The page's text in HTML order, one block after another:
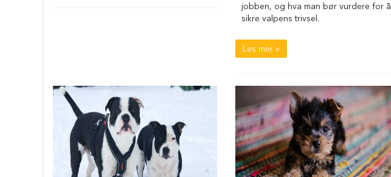
Hundetepper
hundematter
Hundeskåler
jobben, og hva man bør vurdere for å
sikre valpens trivsel.
Les mer »